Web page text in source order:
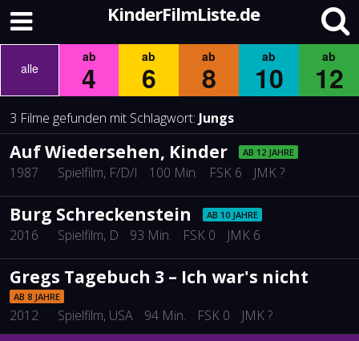
KinderFilmListe.de
alle
ab
4
ab
6
ab
8
ab
10
ab
12
3 Filme gefunden mit Schlagwort: Jungs
Auf Wiedersehen, Kinder AB 12 JAHRE
1987 Spielfilm, F/D/I 100 Min. FSK 6 JMK ?
Burg Schreckenstein AB 10 JAHRE
2016 Spielfilm, D 93 Min. FSK 0 JMK 6
Gregs Tagebuch 3 – Ich war's nicht
AB 8 JAHRE
2012 Spielfilm, USA 94 Min. FSK 0 JMK ?